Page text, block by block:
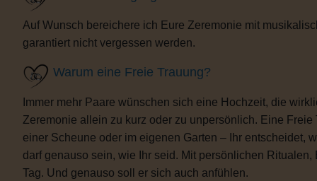
Auf Wunsch bereichere ich Eure Zeremonie mit
garantiert nicht vergessen werden.
Warum eine Freie Trauung?
Immer mehr Paare wünschen sich eine Hochzeit, die
Zeremonie allein zu kurz oder zu unpersönlich. Eine
einer Scheune oder im eigenen Garten – Ihr entscheidet,
darf genauso sein, wie Ihr seid. Mit persönlichen
Tag. Und genauso soll er sich auch anfühlen.